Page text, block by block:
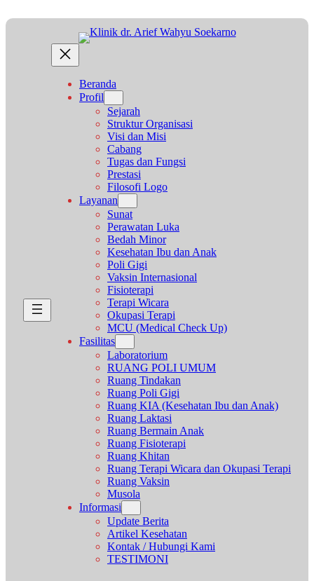
ke
Beranda
Profil
Sejarah
Struktur Organisasi
Visi dan Misi
Cabang
Tugas dan Fungsi
Prestasi
Filosofi Logo
Layanan
Sunat
Perawatan Luka
Bedah Minor
Kesehatan Ibu dan Anak
Poli Gigi
Vaksin Internasional
Fisioterapi
Terapi Wicara
Okupasi Terapi
MCU (Medical Check Up)
Fasilitas
Laboratorium
RUANG POLI UMUM
Ruang Tindakan
Ruang Poli Gigi
Ruang KIA (Kesehatan Ibu dan Anak)
Ruang Laktasi
Ruang Bermain Anak
Ruang Fisioterapi
Ruang Khitan
Ruang Terapi Wicara dan Okupasi Terapi
Ruang Vaksin
Musola
Informasi
Update Berita
Artikel Kesehatan
Kontak / Hubungi Kami
TESTIMONI